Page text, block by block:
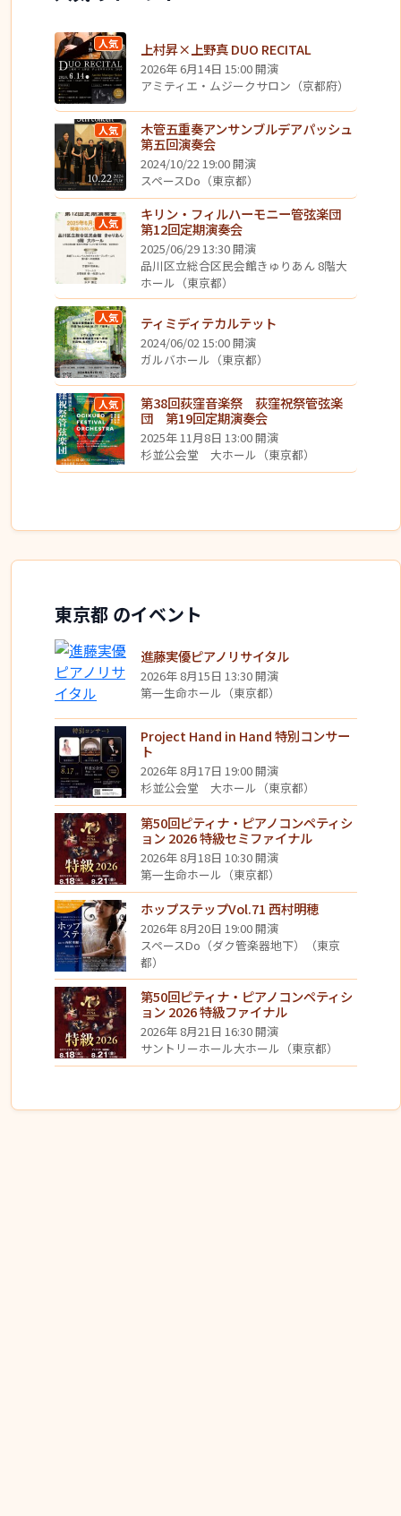
人気 上村昇×上野真 DUO RECITAL
2026年 6月14日 15:00 開演
アミティエ・ムジークサロン（京都府）
人気
木管五重奏アンサンブルデアパッシュ
第五回演奏会
2024/10/22 19:00 開演
スペースDo（東京都）
人気
キリン・フィルハーモニー管弦楽団
第12回定期演奏会
2025/06/29 13:30 開演
品川区立総合区民会館きゅりあん 8階大
ホール（東京都）
人気 ティミディテカルテット
2024/06/02 15:00 開演
ガルバホール（東京都）
人気
第38回荻窪音楽祭 荻窪祝祭管弦楽
団 第19回定期演奏会
2025年 11月8日 13:00 開演
杉並公会堂 大ホール（東京都）
東京都 のイベント
進藤実優ピアノリサイタル
2026年 8月15日 13:30 開演
第一生命ホール（東京都）
Project Hand in Hand 特別コンサー
ト
2026年 8月17日 19:00 開演
杉並公会堂 大ホール（東京都）
第50回ピティナ・ピアノコンペティシ
ョン 2026 特級セミファイナル
2026年 8月18日 10:30 開演
第一生命ホール（東京都）
ホップステップVol.71 西村明穂
2026年 8月20日 19:00 開演
スペースDo（ダク管楽器地下）（東京
都）
第50回ピティナ・ピアノコンペティシ
ョン 2026 特級ファイナル
2026年 8月21日 16:30 開演
サントリーホール大ホール（東京都）